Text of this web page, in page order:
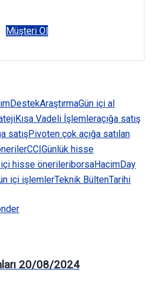
Müşteri Ol
DestekAraştırmaGün içi al
Kısa Vadeli İşlemleraçığa satış
satışPivoten çok açığa satılan
CCIGünlük hisse
içi hisse önerileriborsaHacimDay
içi işlemlerTeknik BültenTarihi
20/08/2024